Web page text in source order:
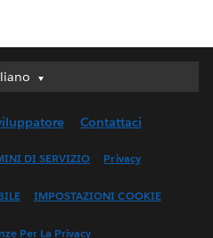
(UK)
(Canada)
Contattaci
DI SERVIZIO Privacy
IMPOSTAZIONI COOKIE
Per La Privacy